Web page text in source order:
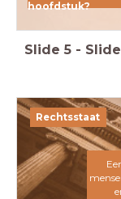
hoofdstuk?
Slide 5 - Slide
Rechtsstaat